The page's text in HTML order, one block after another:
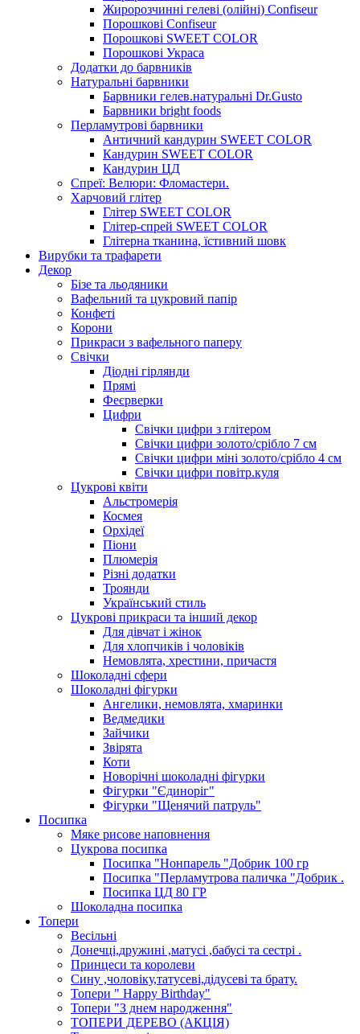
Жиророзчинні гелеві (олійні) Confiseur
Порошкові Confiseur
Порошкові SWEET COLOR
Порошкові Украса
Додатки до барвників
Натуральні барвники
Барвники гелев.натуральні Dr.Gusto
Барвники bright foods
Перламутрові барвники
Античний кандурин SWEET COLOR
Кандурин SWEET COLOR
Кандурин ЦД
Спреї: Велюри: Фломастери.
Харчовий глітер
Глітер SWEET COLOR
Глітер-спрей SWEET COLOR
Глітерна тканина, їстивний шовк
Вирубки та трафарети
Декор
Бізе та льодяники
Вафельний та цукровий папір
Конфеті
Корони
Прикраси з вафельного паперу
Свічки
Діодні гірлянди
Прямі
Феєрверки
Цифри
Свічки цифри з глітером
Свічки цифри золото/срібло 7 см
Свічки цифри міні золото/срібло 4 см
Свічки цифри повітр.куля
Цукрові квіти
Альстромерія
Космея
Орхідеї
Піони
Плюмерія
Різні додатки
Троянди
Український стиль
Цукрові прикраси та інший декор
Для дівчат і жінок
Для хлопчиків і чоловіків
Немовлята, хрестини, причастя
Шоколадні сфери
Шоколадні фігурки
Ангелики, немовлята, хмаринки
Ведмедики
Зайчики
Звірята
Коти
Новорічні шоколадні фігурки
Фігурки "Єдиноріг"
Фігурки "Щенячий патруль"
Посипка
Мяке рисове наповнення
Цукрова посипка
Посипка "Нонпарель "Добрик 100 гр
Посипка "Перламутрова паличка "Добрик .
Посипка ЦД 80 ГР
Шоколадна посипка
Топери
Весільні
Донечці,дружині ,матусі ,бабусі та сестрі .
Принцеси та королеви
Сину ,чоловіку,татусеві,дідусеві та брату.
Топери " Happy Birthday"
Топери "З днем народження"
ТОПЕРИ ДЕРЕВО (АКЦІЯ)